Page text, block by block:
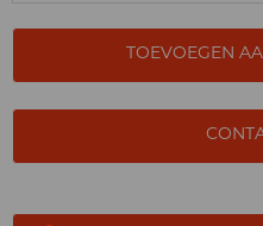
TOEVOEGEN